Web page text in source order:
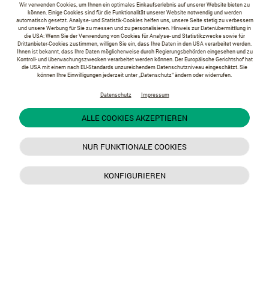
Wir verwenden Cookies, um Ihnen ein optimales Einkaufserlebnis auf unserer Website bieten zu
können. Einige Cookies sind für die Funktionalität unserer Website notwendig und werden
automatisch gesetzt. Analyse- und Statistik-Cookies helfen uns, unsere Seite stetig zu verbessern
und unsere Werbung für Sie zu messen und zu personalisieren. Hinweis zur Datenübermittlung in
die USA: Wenn Sie der Verwendung von Cookies für Analyse- und Statistikzwecke sowie für
Drittanbieter-Cookies zustimmen, willigen Sie ein, dass Ihre Daten in den USA verarbeitet werden.
Ihnen ist bekannt, dass Ihre Daten möglicherweise durch Regierungsbehörden eingesehen und zu
Kontroll- und überwachungszwecken verarbeitet werden können. Der Europäische Gerichtshof hat
die USA mit einem nach EU-Standards unzureichendem Datenschutzniveau eingeschätzt. Sie
können Ihre Einwilligungen jederzeit unter „Datenschutz“ ändern oder widerrufen.
Datenschutz Impressum
ALLE COOKIES AKZEPTIEREN
NUR FUNKTIONALE COOKIES
KONFIGURIEREN